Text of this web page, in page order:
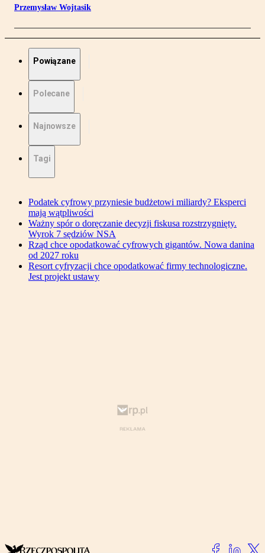
Przemysław Wojtasik
Powiązane
Polecane
Najnowsze
Tagi
Podatek cyfrowy przyniesie budżetowi miliardy? Eksperci
mają wątpliwości
Ważny spór o doręczanie decyzji fiskusa rozstrzygnięty.
Wyrok 7 sędziów NSA
Rząd chce opodatkować cyfrowych gigantów. Nowa danina
od 2027 roku
Resort cyfryzacji chce opodatkować firmy technologiczne.
Jest projekt ustawy